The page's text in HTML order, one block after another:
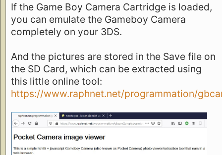
If the Game Boy Camera Cartridge is loaded,
you can emulate the Gameboy Camera
completely on your 3DS.
And the pictures are stored in the Save file on
the SD Card, which can be extracted using
this little online tool:
https://www.raphnet.net/programmation/